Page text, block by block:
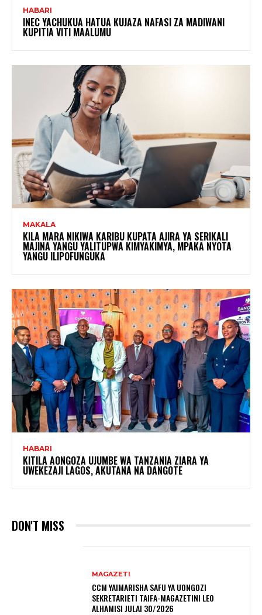
HABARI
INEC YACHUKUA HATUA KUJAZA NAFASI ZA MADIWANI
KUPITIA VITI MAALUMU
MAKALA
KILA MARA NIKIWA KARIBU KUPATA AJIRA YA SERIKALI
MAJINA YANGU YALITUPWA KIMYAKIMYA, MPAKA NYOTA
YANGU ILIPOFUNGUKA
HABARI
KITILA AONGOZA UJUMBE WA TANZANIA ZIARA YA
UWEKEZAJI LAGOS, AKUTANA NA DANGOTE
DON'T MISS
MAGAZETI
CCM YAIMARISHA SAFU YA UONGOZI
SEKRETARIETI TAIFA-MAGAZETINI LEO
ALHAMISI JULAI 30/2026